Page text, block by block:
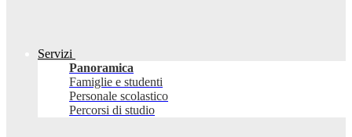
Servizi
Panoramica
Famiglie e studenti
Personale scolastico
Percorsi di studio